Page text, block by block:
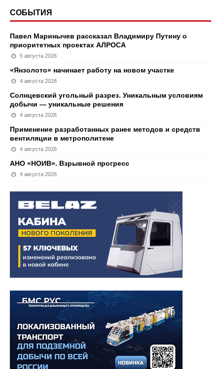
СОБЫТИЯ
Павел Маринычев рассказал Владимиру Путину о
приоритетных проектах АЛРОСА
5 августа 2026
«Янзолото» начинает работу на новом участке
4 августа 2026
Солнцевский угольный разрез. Уникальным условиям
добычи — уникальные решения
4 августа 2026
Применение разработанных ранее методов и средств
вентиляции в метрополитене
4 августа 2026
АНО «НОИВ». Взрывной прогресс
4 августа 2026